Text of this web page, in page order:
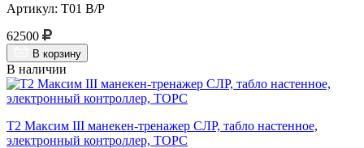
Артикул: Т01 В/Р
62500
В корзину
В наличии
Т2 Максим III манекен-тренажер СЛР, табло настенное,
электронный контроллер, ТОРС